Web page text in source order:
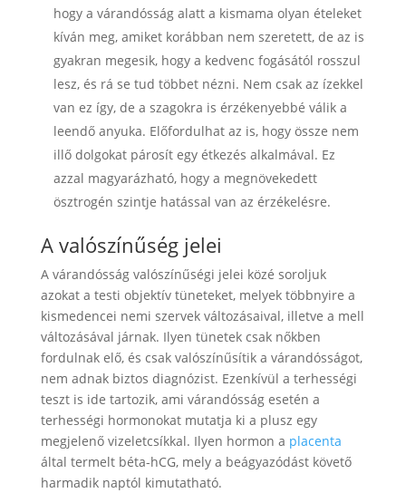
hogy a várandósság alatt a kismama olyan ételeket
kíván meg, amiket korábban nem szeretett, de az is
gyakran megesik, hogy a kedvenc fogásától rosszul
lesz, és rá se tud többet nézni. Nem csak az ízekkel
van ez így, de a szagokra is érzékenyebbé válik a
leendő anyuka. Előfordulhat az is, hogy össze nem
illő dolgokat párosít egy étkezés alkalmával. Ez
azzal magyarázható, hogy a megnövekedett
ösztrogén szintje hatással van az érzékelésre.
A valószínűség jelei
A várandósság valószínűségi jelei közé soroljuk
azokat a testi objektív tüneteket, melyek többnyire a
kismedencei nemi szervek változásaival, illetve a mell
változásával járnak. Ilyen tünetek csak nőkben
fordulnak elő, és csak valószínűsítik a várandósságot,
nem adnak biztos diagnózist. Ezenkívül a terhességi
teszt is ide tartozik, ami várandósság esetén a
terhességi hormonokat mutatja ki a plusz egy
megjelenő vizeletcsíkkal. Ilyen hormon a placenta
által termelt béta-hCG, mely a beágyazódást követő
harmadik naptól kimutatható.